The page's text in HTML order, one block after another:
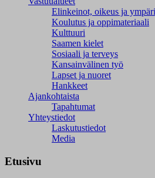
Elinkeinot, oikeus ja
Koulutus ja oppimateriaali
Kulttuuri
Saamen kielet
Sosiaali ja terveys
Kansainvälinen työ
Lapset ja nuoret
Hankkeet
Ajankohtaista
Tapahtumat
Yhteystiedot
Laskutustiedot
Media
Etusivu